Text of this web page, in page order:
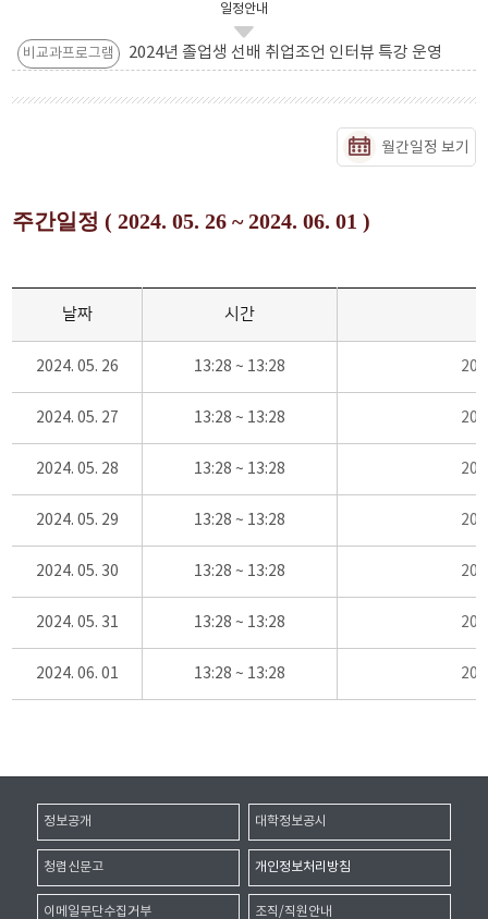
일정안내
비교과프로그램 2024년 졸업생 선배 취업조언 인터뷰 특강 운영
월간일정 보기
주간일정 ( 2024. 05. 26 ~ 2024. 06. 01 )
날짜 시간
2024. 05. 26 13:28 ~ 13:28
2024. 05. 27 13:28 ~ 13:28
2024. 05. 28 13:28 ~ 13:28
2024. 05. 29 13:28 ~ 13:28
2024. 05. 30 13:28 ~ 13:28
2024. 05. 31 13:28 ~ 13:28
2024. 06. 01 13:28 ~ 13:28
정보공개 대학정보공시
청렴신문고 개인정보처리방침
이메일무단수집거부 조직/직원안내